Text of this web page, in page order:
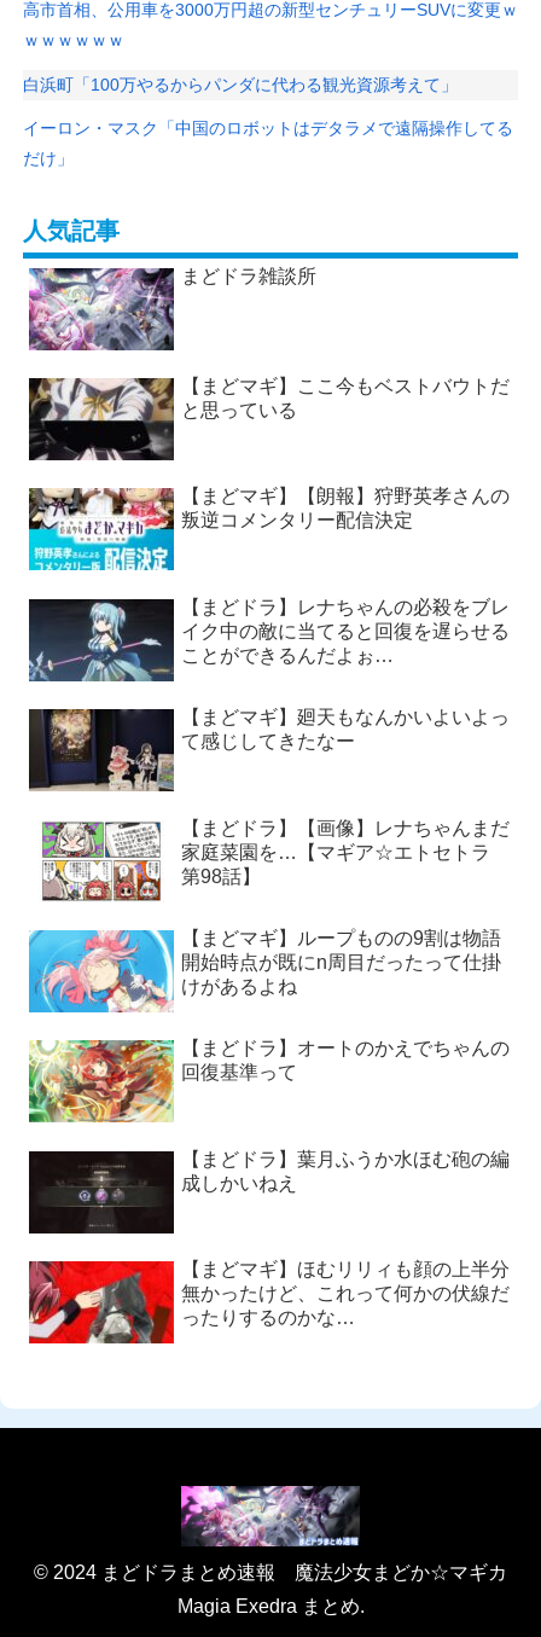
高市首相、公用車を3000万円超の新型センチュリーSUVに変更ｗ
ｗｗｗｗｗｗ
白浜町「100万やるからパンダに代わる観光資源考えて」
イーロン・マスク「中国のロボットはデタラメで遠隔操作してる
だけ」
人気記事
まどドラ雑談所
【まどマギ】ここ今もベストバウトだ
と思っている
【まどマギ】【朗報】狩野英孝さんの
叛逆コメンタリー配信決定
【まどドラ】レナちゃんの必殺をブレ
イク中の敵に当てると回復を遅らせる
ことができるんだよぉ…
【まどマギ】廻天もなんかいよいよっ
て感じしてきたなー
【まどドラ】【画像】レナちゃんまだ
家庭菜園を…【マギア☆エトセトラ
第98話】
【まどマギ】ループものの9割は物語
開始時点が既にn周目だったって仕掛
けがあるよね
【まどドラ】オートのかえでちゃんの
回復基準って
【まどドラ】葉月ふうか水ほむ砲の編
成しかいねえ
【まどマギ】ほむリリィも顔の上半分
無かったけど、これって何かの伏線だ
ったりするのかな…
© 2024 まどドラまとめ速報 魔法少女まどか☆マギカ
Magia Exedra まとめ.